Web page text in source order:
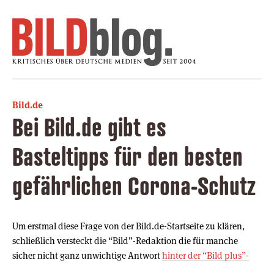
Bild.de
Bei Bild.de gibt es
Basteltipps für den besten
gefährlichen Corona-Schutz
Um erstmal diese Frage von der Bild.de-Startseite zu klären,
schließlich versteckt die “Bild”-Redaktion die für manche
sicher nicht ganz unwichtige Antworthinter der “Bild plus”-